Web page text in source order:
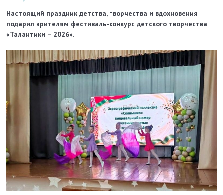
Настоящий праздник детства, творчества и вдохновения
подарил зрителям фестиваль-конкурс детского творчества
«Талантики – 2026».